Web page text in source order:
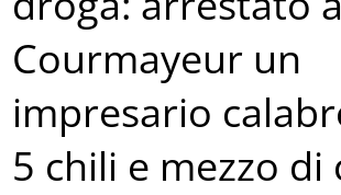
Courmayeur un
impresario
5 chili e mezzo di